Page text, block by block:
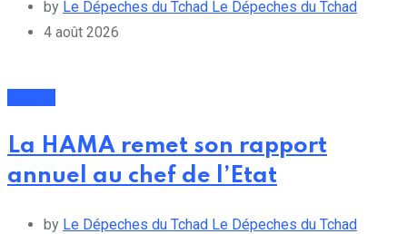
by Le Dépeches du Tchad Le Dépeches du Tchad
4 août 2026
La HAMA remet son rapport
annuel au chef de l’Etat
by Le Dépeches du Tchad Le Dépeches du Tchad